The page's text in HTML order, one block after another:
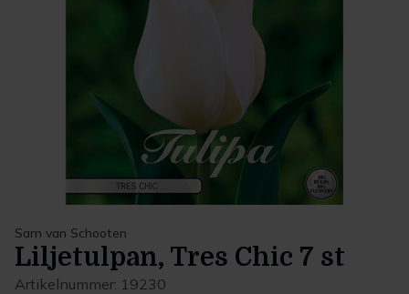
Sam van Schooten
Liljetulpan, Tres Chic 7 st
Artikelnummer: 19230